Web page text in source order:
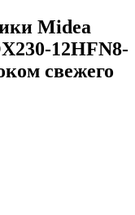
Midea
12HFN8-
свежего